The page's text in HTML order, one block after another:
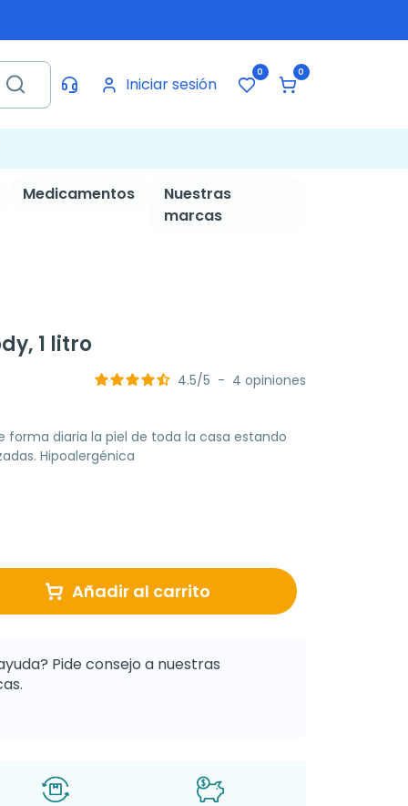
Iniciar sesión
0 0
Medicamentos
Nuestras
marcas
1 litro
4.5/5 - 4 opiniones
forma diaria la piel de toda la casa estando
Hipoalergénica
Añadir al carrito
Pide consejo a nuestras